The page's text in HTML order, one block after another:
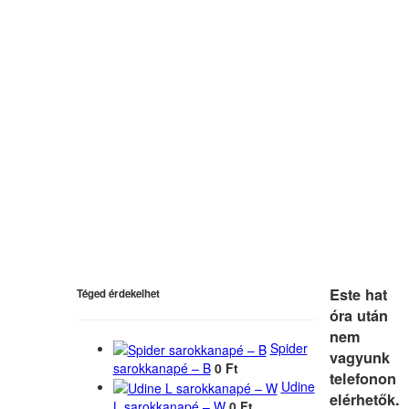
Téged érdekelhet
Spider
sarokkanapé – B 0 Ft
Udine
Este hat
óra után
nem
vagyunk
telefonon
elérhetők.